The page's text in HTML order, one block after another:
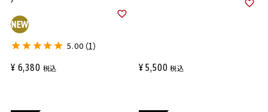
¥ 6,380 税込
5.00 （1）
¥ 5,500 税込